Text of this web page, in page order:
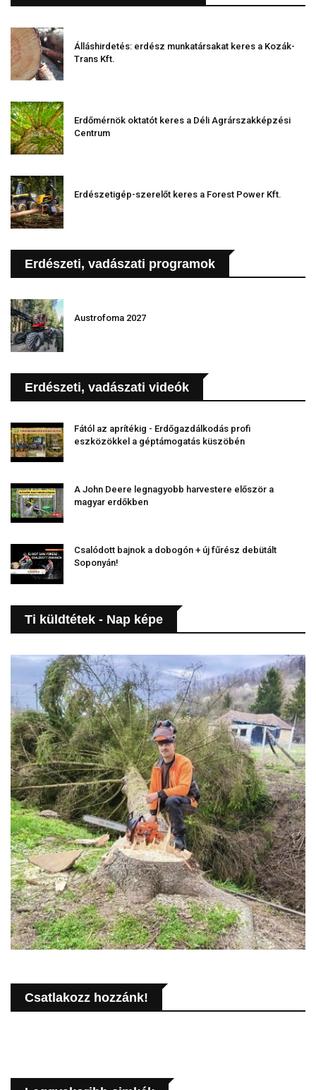
Álláshirdetés: erdész munkatársakat keres a Kozák-
Trans Kft.
Erdőmérnök oktatót keres a Déli Agrárszakképzési
Centrum
Erdészetigép-szerelőt keres a Forest Power Kft.
Erdészeti, vadászati programok
Austrofoma 2027
Erdészeti, vadászati videók
Fától az aprítékig - Erdőgazdálkodás profi
eszközökkel a géptámogatás küszöbén
A John Deere legnagyobb harvestere először a
magyar erdőkben
Csalódott bajnok a dobogón + új fűrész debütált
Soponyán!
Ti küldtétek - Nap képe
Csatlakozz hozzánk!